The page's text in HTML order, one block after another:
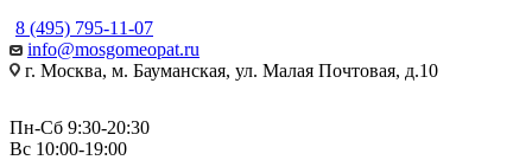
8 (495) 795-11-07
info@mosgomeopat.ru
г. Москва, м. Бауманская, ул. Малая Почтовая, д.10
Пн-Сб 9:30-20:30
Вс 10:00-19:00